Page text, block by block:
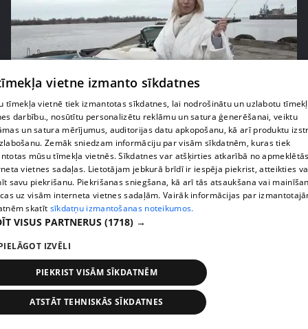
pirms 5 gadiem, 2 mēnešiem 00:25:14
Vai Kašera pārsteigums Samantai Tīnai
dzimšanas dienā būs izdevies?
46. epizode
vietne izmanto sīkdatnes
tīmekļa vietnē tiek izmantotas sīkdatnes, lai nodrošinātu un uzlabotu
darbību., nosūtītu personalizētu reklāmu un satura ģenerēšanai, veiktu
un satura mērījumus, auditorijas datu apkopošanu, kā arī produktu
Zemāk sniedzam informāciju par visām sīkdatnēm, kuras tiek
mūsu tīmekļa vietnēs. Sīkdatnes var atšķirties atkarībā no
vietnes sadaļas. Lietotājam jebkurā brīdī ir iespēja piekrist, atteikties
savu piekrišanu. Piekrišanas sniegšana, kā arī tās atsaukšana vai
uz visām interneta vietnes sadaļām. Vairāk informācijas par
skatīt sīkdatņu izmantošanas noteikumos.
VISUS PARTNERUS (1718) →
IZVĒLI
PIEKRIST VISĀM SĪKDATNĒM
ATSTĀT TEHNISKĀS SĪKDATNES